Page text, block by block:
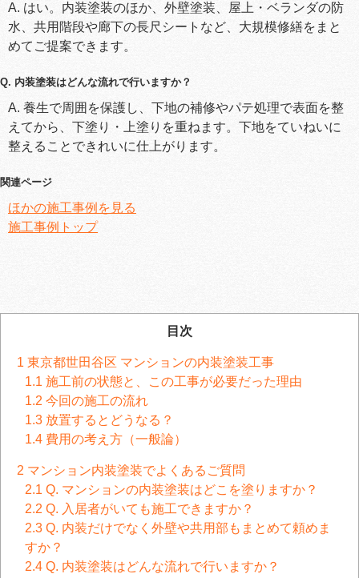
A. はい。内装塗装のほか、外壁塗装、屋上・ベランダの防
水、共用階段や廊下の長尺シートなど、大規模修繕をまと
めてご提案できます。
Q. 内装塗装はどんな流れで行いますか？
A. 養生で周囲を保護し、下地の補修やパテ処理で表面を整
えてから、下塗り・上塗りを重ねます。下地をていねいに
整えることできれいに仕上がります。
関連ページ
ほかの施工事例を見る
施工事例トップ
目次
1 東京都世田谷区 マンションの内装塗装工事
1.1 施工前の状態と、この工事が必要だった理由
1.2 今回の施工の流れ
1.3 放置するとどうなる？
1.4 費用の考え方（一般論）
2 マンション内装塗装でよくあるご質問
2.1 Q. マンションの内装塗装はどこを塗りますか？
2.2 Q. 入居者がいても施工できますか？
2.3 Q. 内装だけでなく外壁や共用部もまとめて頼めま
すか？
2.4 Q. 内装塗装はどんな流れで行いますか？